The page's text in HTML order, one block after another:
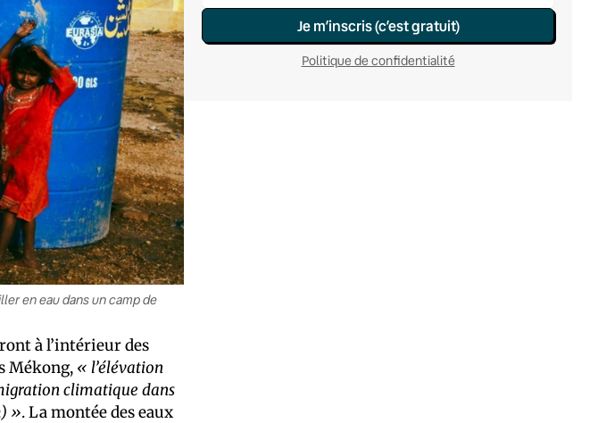
en eau dans un camp de
à l’intérieur des
Mékong, « l’élévation
climatique dans
». La montée des eaux
Je m’inscris (c’est gratuit)
Politique de confidentialité